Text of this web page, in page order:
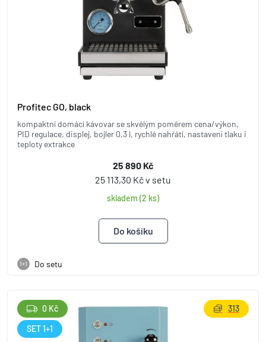
Profitec GO, black
kompaktní domácí kávovar se skvělým poměrem cena/výkon,
PID regulace, displej, bojler 0,3 l, rychlé nahřátí, nastavení tlaku i
teploty extrakce
25 890 Kč
25 113,30 Kč v setu
skladem (2 ks)
1+1 Do setu
0 Kč
SET 1+1
313